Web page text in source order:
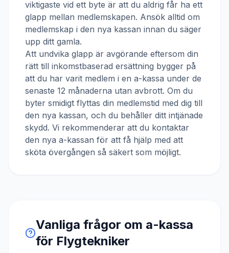
viktigaste vid ett byte är att du aldrig får ha ett
glapp mellan medlemskapen. Ansök alltid om
medlemskap i den nya kassan innan du säger
upp ditt gamla.
Att undvika glapp är avgörande eftersom din
rätt till inkomstbaserad ersättning bygger på
att du har varit medlem i en a-kassa under de
senaste 12 månaderna utan avbrott. Om du
byter smidigt flyttas din medlemstid med dig till
den nya kassan, och du behåller ditt intjänade
skydd. Vi rekommenderar att du kontaktar
den nya a-kassan för att få hjälp med att
sköta övergången så säkert som möjligt.
Vanliga frågor om a-kassa
för Flygtekniker